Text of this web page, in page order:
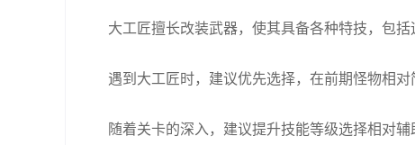
大工匠擅长改装武器，使其具备各种特技，包括
遇到大工匠时，建议优先选择，在前期怪物相
随着关卡的深入，建议提升技能等级选择相对辅